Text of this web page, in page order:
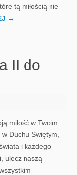
tą miłością nie
→
II do
miłość w Twoim
Duchu Świętym,
i każdego
ulecz naszą